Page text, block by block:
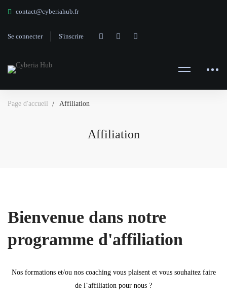
contact@cyberiahub.fr
Se connecter S'inscrire
Page d'accueil Affiliation
Affiliation
Bienvenue dans notre
programme d'affiliation
Nos formations et/ou nos coaching vous plaisent et vous souhaitez faire
de l’affiliation pour nous ?